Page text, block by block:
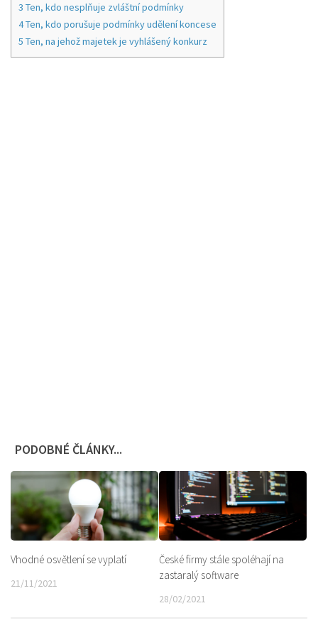
3 Ten, kdo nesplňuje zvláštní podmínky
4Ten, kdo porušuje podmínky udělení koncese
5 Ten, na jehož majetek je vyhlášený konkurz
PODOBNÉ ČLÁNKY...
Vhodné osvětlení se vyplatí
21/11/2021
České firmy stále spoléhají na
zastaralý software
28/02/2021